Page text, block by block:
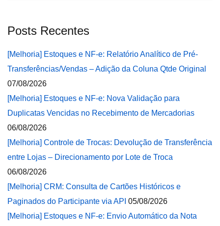
Posts Recentes
[Melhoria] Estoques e NF-e: Relatório Analítico de Pré-
Transferências/Vendas – Adição da Coluna Qtde Original
07/08/2026
[Melhoria] Estoques e NF-e: Nova Validação para
Duplicatas Vencidas no Recebimento de Mercadorias
06/08/2026
[Melhoria] Controle de Trocas: Devolução de Transferência
entre Lojas – Direcionamento por Lote de Troca
06/08/2026
[Melhoria] CRM: Consulta de Cartões Históricos e
Paginados do Participante via API 05/08/2026
[Melhoria] Estoques e NF-e: Envio Automático da Nota